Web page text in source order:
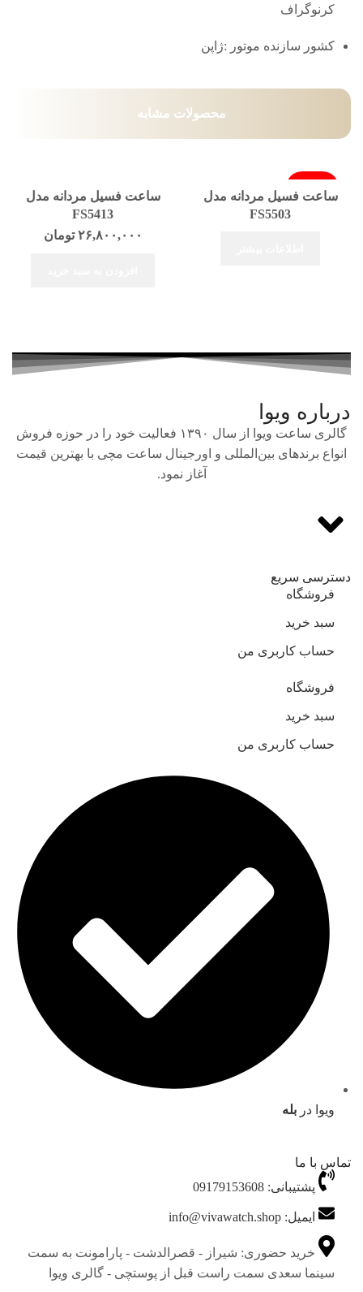
کرنوگراف
کشور سازنده موتور :ژاپن
محصولات مشابه
فروخته شد
ساعت فسیل مردانه مدل
FS5503
ساعت فسیل مردانه مدل
FS5413
۲۶,۸۰۰,۰۰۰ تومان
درباره ویوا
گالری ساعت ویوا از سال ۱۳۹۰ فعالیت خود را در حوزه فروش
انواع برندهای بین‌المللی و اورجینال ساعت مچی با بهترین قیمت
آغاز نمود.
دسترسی سریع
فروشگاه
سبد خرید
حساب کاربری من
فروشگاه
سبد خرید
حساب کاربری من
ویوا در بله
تماس با ما
پشتیبانی: 09179153608
ایمیل: info@vivawatch.shop
خرید حضوری: شیراز - قصرالدشت - پارامونت به سمت
سینما سعدی سمت راست قبل از پوستچی - گالری ویوا